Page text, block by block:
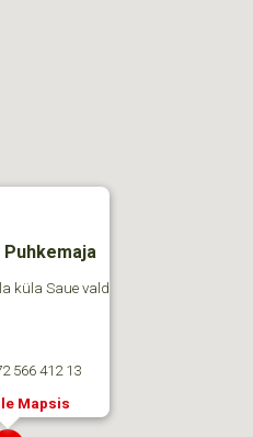
küla Saue vald
566 412 13
Mapsis